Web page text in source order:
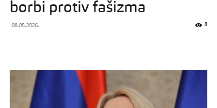
borbi protiv fašizma
08.05.2026. 8